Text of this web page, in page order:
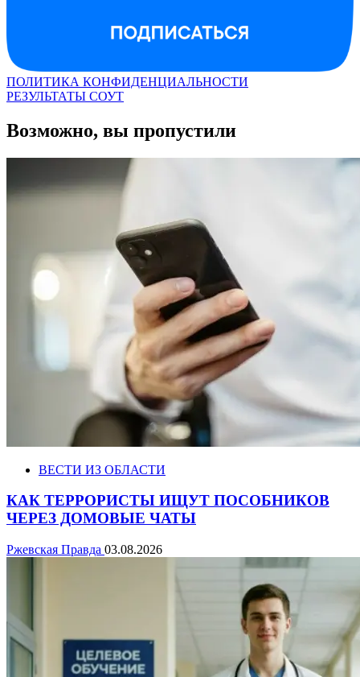
ПОЛИТИКА КОНФИДЕНЦИАЛЬНОСТИ
РЕЗУЛЬТАТЫ СОУТ
Возможно, вы пропустили
ВЕСТИ ИЗ ОБЛАСТИ
КАК ТЕРРОРИСТЫ ИЩУТ ПОСОБНИКОВ
ЧЕРЕЗ ДОМОВЫЕ ЧАТЫ
Ржевская Правда 03.08.2026